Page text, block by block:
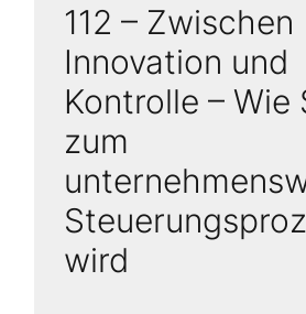
112 – Zwischen
Innovation und
Kontrolle – Wie
zum
wird